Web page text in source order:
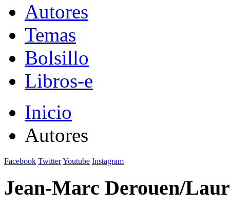
Autores
Temas
Bolsillo
Libros-e
Inicio
Autores
Facebook TwitterYoutube Instagram
Jean-Marc Derouen/